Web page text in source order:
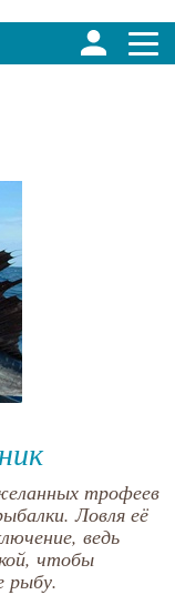
трофеев
Ловля её
ведь
чтобы
рыбу.